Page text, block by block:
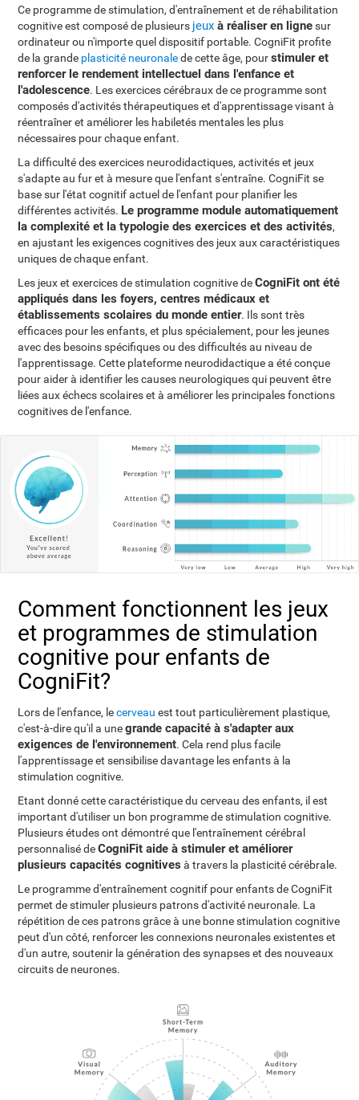
Ce programme de stimulation, d'entraînement et de réhabilitation
cognitive est composé de plusieurs jeux à réaliser en lignesur
ordinateur ou n'importe quel dispositif portable. CogniFit profite
de la grande plasticité neuronalede cette âge, pourstimuler et
renforcer le rendement intellectuel dans l'enfance et
l'adolescence. Les exercices cérébraux de ce programme sont
composés d'activités thérapeutiques et d'apprentissage visant à
réentraîner et améliorer les habiletés mentales les plus
nécessaires pour chaque enfant.
La difficulté des exercices neurodidactiques, activités et jeux
s'adapte au fur et à mesure que l'enfant s'entraîne. CogniFit se
base sur l'état cognitif actuel de l'enfant pour planifier les
différentes activités. Le programme module automatiquement
la complexité et la typologie des exercices et des activités,
en ajustant les exigences cognitives des jeux aux caractéristiques
uniques de chaque enfant.
Les jeux et exercices de stimulation cognitive deCogniFit ont été
appliqués dans les foyers, centres médicaux et
établissements scolaires du monde entier. Ils sont très
efficaces pour les enfants, et plus spécialement, pour les jeunes
avec des besoins spécifiques ou des difficultés au niveau de
l'apprentissage. Cette plateforme neurodidactique a été conçue
pour aider à identifier les causes neurologiques qui peuvent être
liées aux échecs scolaires et à améliorer les principales fonctions
cognitives de l'enfance.
Comment fonctionnent les jeux
et programmes de stimulation
cognitive pour enfants de
CogniFit?
Lors de l'enfance, lecerveauest tout particulièrement plastique,
c'est-à-dire qu'il a unegrande capacité à s'adapter aux
exigences de l'environnement. Cela rend plus facile
l'apprentissage et sensibilise davantage les enfants à la
stimulation cognitive.
Etant donné cette caractéristique du cerveau des enfants, il est
important d'utiliser un bon programme de stimulation cognitive.
Plusieurs études ont démontré que l'entraînement cérébral
personnalisé deCogniFit aide à stimuler et améliorer
plusieurs capacités cognitives à travers la plasticité cérébrale.
Le programme d'entraînement cognitif pour enfants de CogniFit
permet de stimuler plusieurs patrons d'activité neuronale. La
répétition de ces patrons grâce à une bonne stimulation cognitive
peut d'un côté, renforcer les connexions neuronales existentes et
d'un autre, soutenir la génération des synapses et des nouveaux
circuits de neurones.